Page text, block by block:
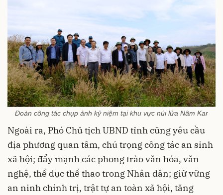
Đoàn công tác chụp ảnh kỷ niệm tại khu vực núi lửa Nâm Kar
Ngoài ra, Phó Chủ tịch UBND tỉnh cũng yêu cầu
địa phương quan tâm, chú trọng công tác an sinh
xã hội; đẩy mạnh các phong trào văn hóa, văn
nghệ, thể dục thể thao trong Nhân dân; giữ vững
an ninh chính trị, trật tự an toàn xã hội, tăng